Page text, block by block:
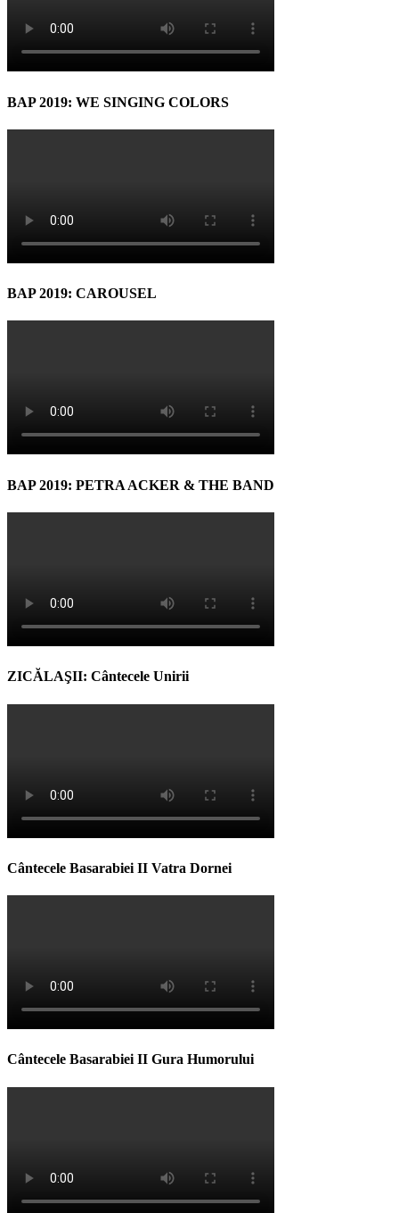
BAP 2019: WE SINGING COLORS
BAP 2019: CAROUSEL
BAP 2019: PETRA ACKER & THE BAND
ZICĂLAŞII: Cântecele Unirii
Cântecele Basarabiei II Vatra Dornei
Cântecele Basarabiei II Gura Humorului